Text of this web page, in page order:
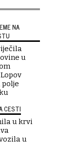
NA
u
polje
CESTI
u krvi
u